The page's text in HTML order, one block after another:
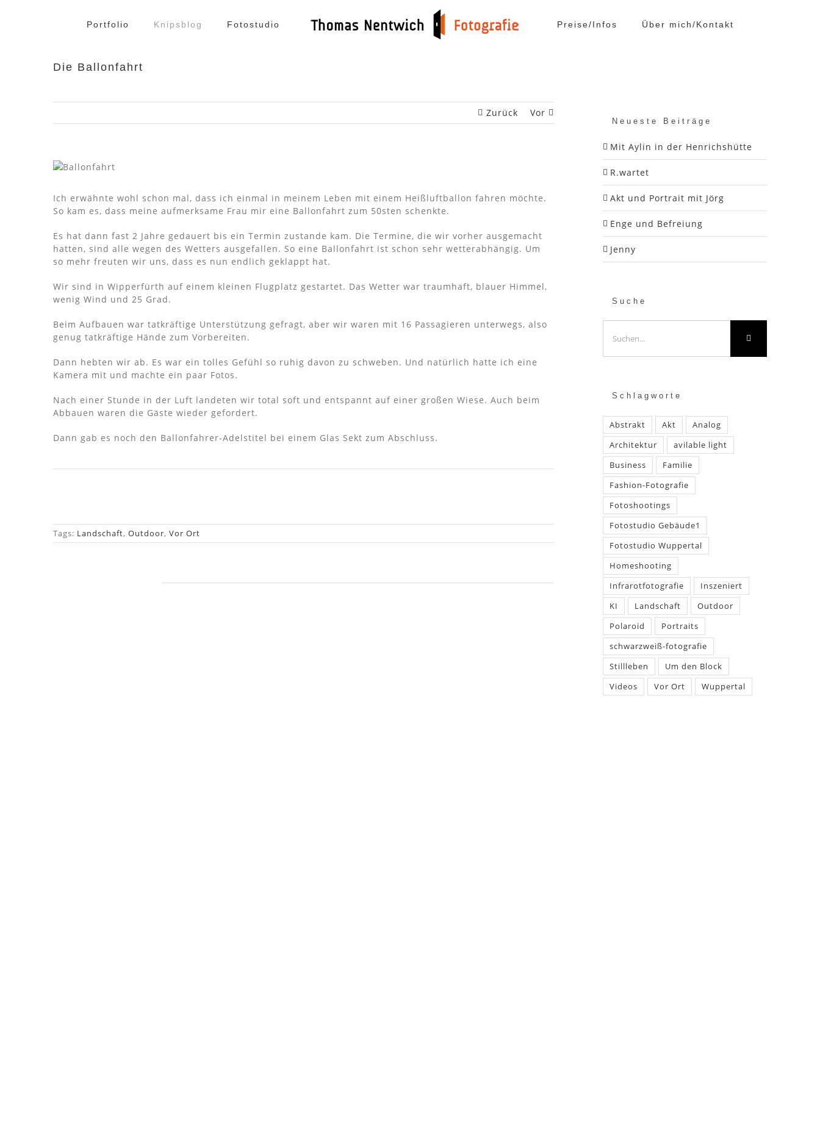
Portfolio Knipsblog Fotostudio Preise/Infos Über mich/Kontakt
Die Ballonfahrt
Zurück Vor
Ich erwähnte wohl schon mal, dass ich einmal in meinem Leben mit einem Heißluftballon fahren möchte.
So kam es, dass meine aufmerksame Frau mir eine Ballonfahrt zum 50sten schenkte.
Es hat dann fast 2 Jahre gedauert bis ein Termin zustande kam. Die Termine, die wir vorher ausgemacht
hatten, sind alle wegen des Wetters ausgefallen. So eine Ballonfahrt ist schon sehr wetterabhängig. Um
so mehr freuten wir uns, dass es nun endlich geklappt hat.
Wir sind in Wipperfürth auf einem kleinen Flugplatz gestartet. Das Wetter war traumhaft, blauer Himmel,
wenig Wind und 25 Grad.
Beim Aufbauen war tatkräftige Unterstützung gefragt, aber wir waren mit 16 Passagieren unterwegs, also
genug tatkräftige Hände zum Vorbereiten.
Dann hebten wir ab. Es war ein tolles Gefühl so ruhig davon zu schweben. Und natürlich hatte ich eine
Kamera mit und machte ein paar Fotos.
Nach einer Stunde in der Luft landeten wir total soft und entspannt auf einer großen Wiese. Auch beim
Abbauen waren die Gäste wieder gefordert.
Dann gab es noch den Ballonfahrer-Adelstitel bei einem Glas Sekt zum Abschluss.
Tags: Landschaft, Outdoor, Vor Ort
Neueste Beiträge
Mit Aylin in der Henrichshütte
R.wartet
Akt und Portrait mit Jörg
Enge und Befreiung
Jenny
Suche
nach:
Schlagworte
Abstrakt Akt
Analog
Architektur
avilable light
Business
Familie
Fashion-Fotografie
Fotoshootings
Fotostudio Gebäude1
Fotostudio Wuppertal
Homeshooting
Infrarotfotografie
Inszeniert
KI
Landschaft
Outdoor
Polaroid
Portraits
schwarzweiß-fotografie
Stillleben
Um den Block
Videos
Vor Ort Wuppertal